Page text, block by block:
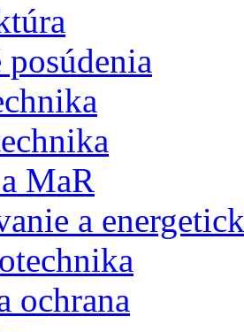
posúdenia
MaR
a
ochrana